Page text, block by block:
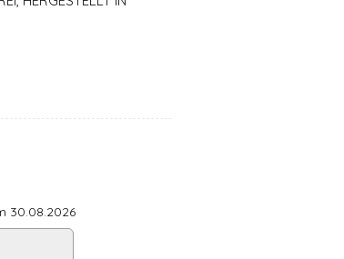
30.08.2026